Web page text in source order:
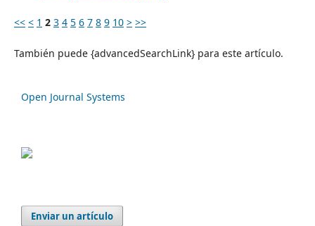
<< < 1 2 3 4 5 6 7 8 9 10 > >>
También puede {advancedSearchLink} para este artículo.
Open Journal Systems
Enviar un artículo